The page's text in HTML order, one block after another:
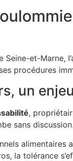
et-Marne,
procédures
un
,
sans discussion.
alimentaires
la tolérance